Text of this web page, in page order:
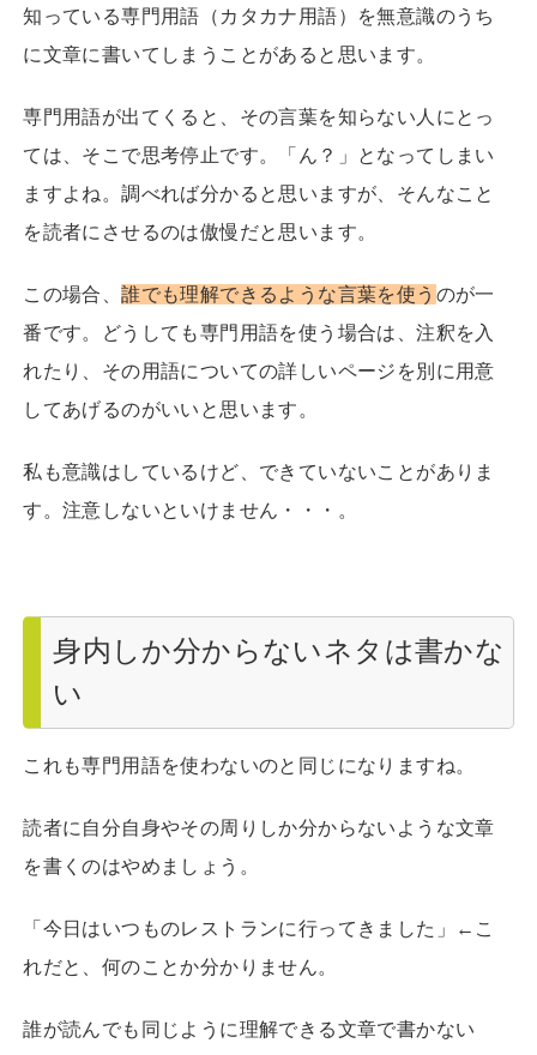
知っている専門用語（カタカナ用語）を無意識のうち
に文章に書いてしまうことがあると思います。
専門用語が出てくると、その言葉を知らない人にとっ
ては、そこで思考停止です。「ん？」となってしまい
ますよね。調べれば分かると思いますが、そんなこと
を読者にさせるのは傲慢だと思います。
この場合、誰でも理解できるような言葉を使う のが一
番です。どうしても専門用語を使う場合は、注釈を入
れたり、その用語についての詳しいページを別に用意
してあげるのがいいと思います。
私も意識はしているけど、できていないことがありま
す。注意しないといけません・・・。
身内しか分からないネタは書かな
い
これも専門用語を使わないのと同じになりますね。
読者に自分自身やその周りしか分からないような文章
を書くのはやめましょう。
「今日はいつものレストランに行ってきました」←こ
れだと、何のことか分かりません。
誰が読んでも同じように理解できる文章で書かない